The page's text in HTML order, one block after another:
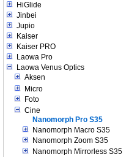
HiGlide
Jinbei
Jupio
Kaiser
Kaiser PRO
Laowa Pro
Laowa Venus Optics
Aksen
Micro
Foto
Cine
Nanomorph Pro S35
Nanomorph Macro S35
Nanomorph Zoom S35
Nanomorph Mirrorless S35